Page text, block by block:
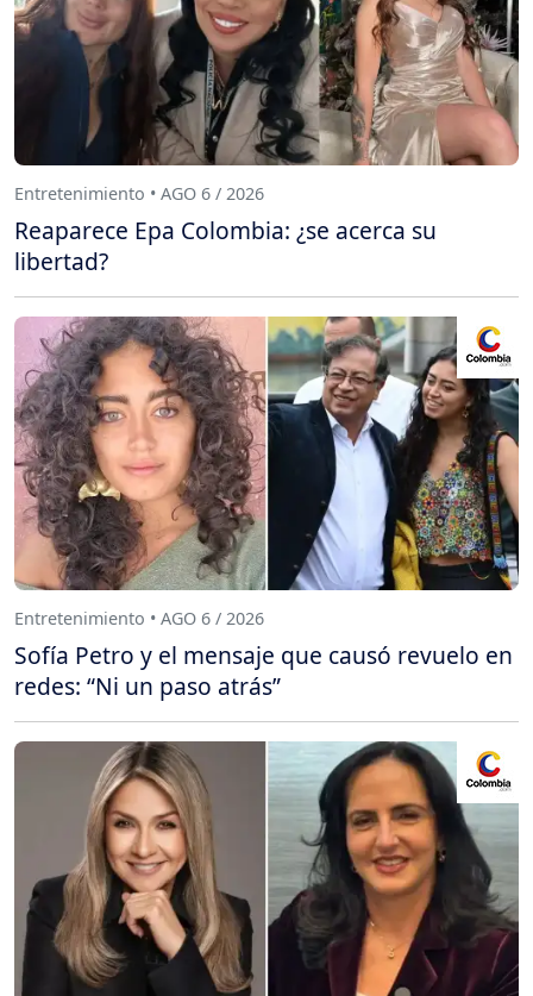
Entretenimiento • AGO 6 / 2026
Reaparece Epa Colombia: ¿se acerca su
libertad?
Entretenimiento • AGO 6 / 2026
Sofía Petro y el mensaje que causó revuelo en
redes: “Ni un paso atrás”